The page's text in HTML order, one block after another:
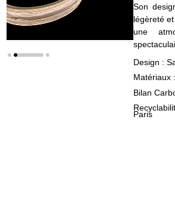
Son
légèreté
une
Design :
Matériaux
Bilan
Paris